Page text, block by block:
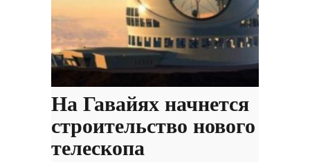
На Гавайях начнется
строительство нового
телескопа